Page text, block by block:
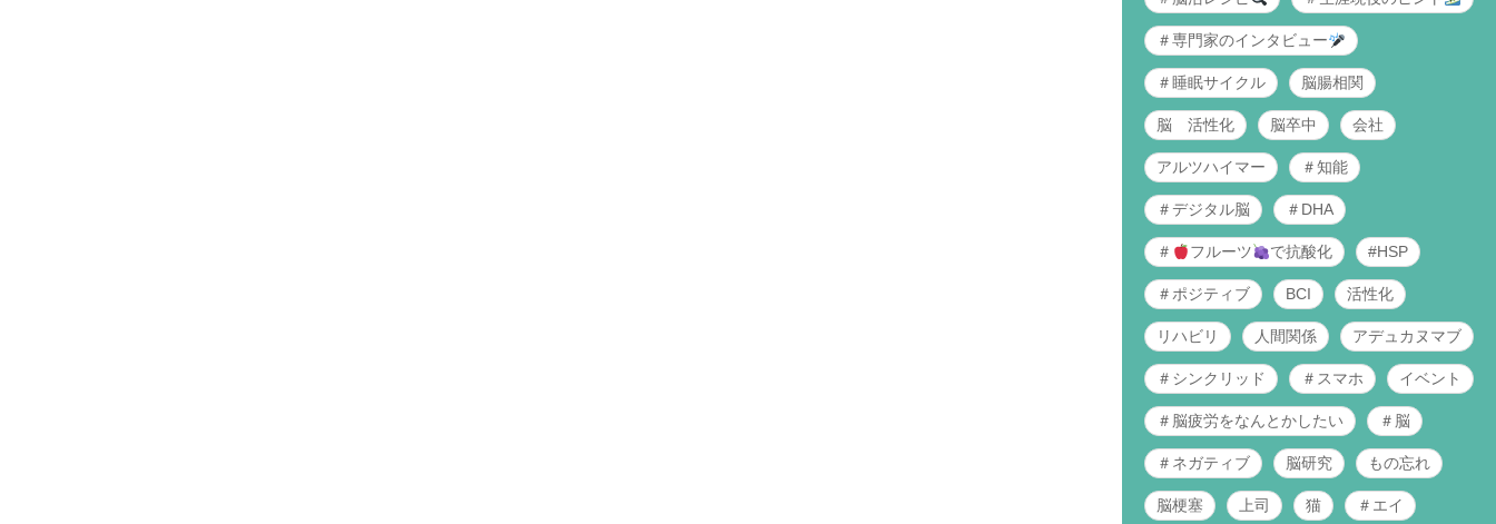
＃専門家のインタビュー
＃睡眠サイクル 脳腸相関
脳 活性化 脳卒中 会社
アルツハイマー ＃知能
＃デジタル脳 ＃DHA
＃ フルーツ で抗酸化 #HSP
＃ポジティブ BCI 活性化
リハビリ 人間関係 アデュカヌマブ
＃シンクリッド ＃スマホ イベント
＃脳疲労をなんとかしたい ＃脳
＃ネガティブ 脳研究 もの忘れ
脳梗塞 上司 猫 ＃エイ